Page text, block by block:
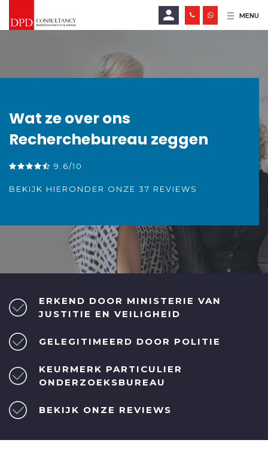
MENU
E-mailadres
Wachtwoord
LOGIN
Wat ze over ons
Recherchebureau zeggen
9.6/10
BEKIJK HIERONDER ONZE 37 REVIEWS
ERKEND DOOR MINISTERIE VAN
JUSTITIE EN VEILIGHEID
GELEGITIMEERD DOOR POLITIE
KEURMERK PARTICULIER
ONDERZOEKSBUREAU
BEKIJK ONZE REVIEWS